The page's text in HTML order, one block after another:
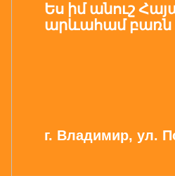
Ես իմ անուշ
արևահամ բառն
г. Владимир, ул.